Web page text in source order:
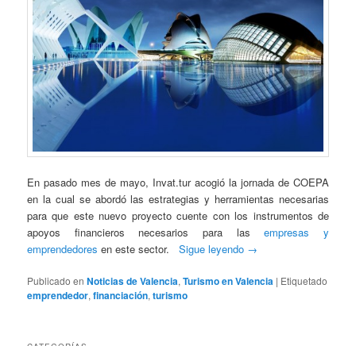
En pasado mes de mayo, Invat.tur acogió la jornada de COEPA
en la cual se abordó las estrategias y herramientas necesarias
para que este nuevo proyecto cuente con los instrumentos de
apoyos financieros necesarios para lasempresas y
emprendedores en este sector.Sigue leyendo →
Publicado en Noticias de Valencia,Turismo en Valencia | Etiquetado
emprendedor,financiación,turismo